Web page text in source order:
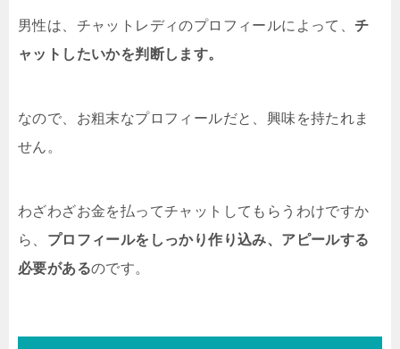
男性は、チャットレディのプロフィールによって、チ
ャットしたいかを判断します。
なので、お粗末なプロフィールだと、興味を持たれま
せん。
わざわざお金を払ってチャットしてもらうわけですか
ら、 プロフィールをしっかり作り込み、アピールする
必要があるのです。